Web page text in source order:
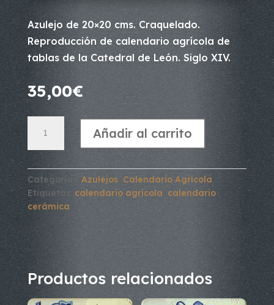
Azulejo de 20×20 cms. Craquelado.
Reproducción de calendario agrícola de
tablas de la Catedral de León. Siglo XIV.
35,00€
Calendario
Agrícola.
Mayo
cantidad
Añadir al carrito
Categorías: Azulejos, Calendario Agrícola
Etiquetas: calendario agrícola calendario
cerámica
Productos relacionados